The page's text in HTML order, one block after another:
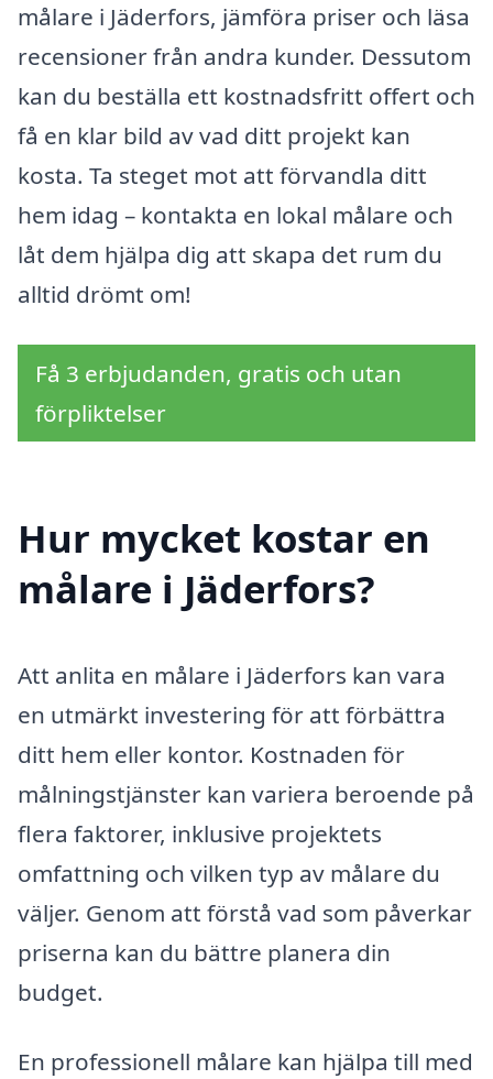
målare i Jäderfors, jämföra priser och läsa
recensioner från andra kunder. Dessutom
kan du beställa ett kostnadsfritt offert och
få en klar bild av vad ditt projekt kan
kosta. Ta steget mot att förvandla ditt
hem idag – kontakta en lokal målare och
låt dem hjälpa dig att skapa det rum du
alltid drömt om!
Få 3 erbjudanden, gratis och utan
förpliktelser
Hur mycket kostar en
målare i Jäderfors?
Att anlita en målare i Jäderfors kan vara
en utmärkt investering för att förbättra
ditt hem eller kontor. Kostnaden för
målningstjänster kan variera beroende på
flera faktorer, inklusive projektets
omfattning och vilken typ av målare du
väljer. Genom att förstå vad som påverkar
priserna kan du bättre planera din
budget.
En professionell målare kan hjälpa till med